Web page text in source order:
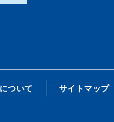
ついて サイトマップ